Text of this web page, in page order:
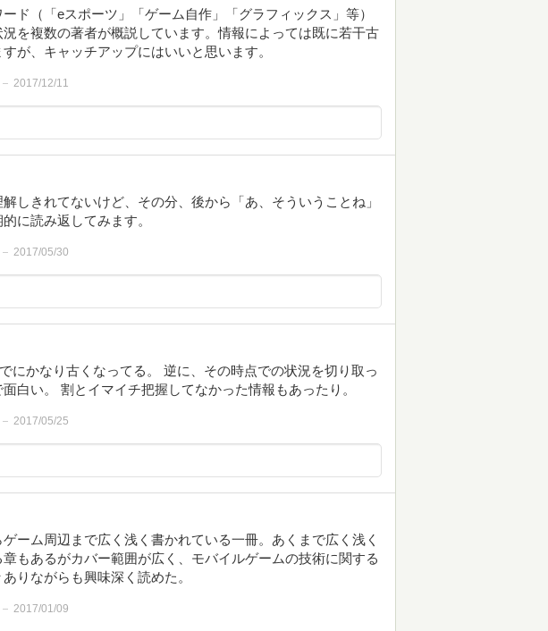
ド（「eスポーツ」「ゲーム自作」「グラフィックス」等）
を複数の著者が概説しています。情報によっては既に若干古
が、キャッチアップにはいいと思います。
2017/12/11
しきれてないけど、その分、後から「あ、そういうことね」
に読み返してみます。
2017/05/30
にかなり古くなってる。 逆に、その時点での状況を切り取っ
白い。 割とイマイチ把握してなかった情報もあったり。
2017/05/25
ーム周辺まで広く浅く書かれている一冊。あくまで広く浅く
もあるがカバー範囲が広く、モバイルゲームの技術に関する
りながらも興味深く読めた。
2017/01/09